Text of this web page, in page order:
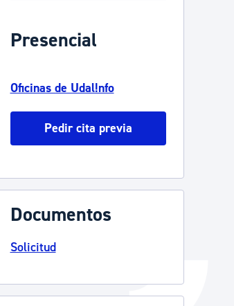
Ayuda a la tramitación
Presencial
Oficinas de Udal!nfo
Pedir cita previa
Documentos
Solicitud